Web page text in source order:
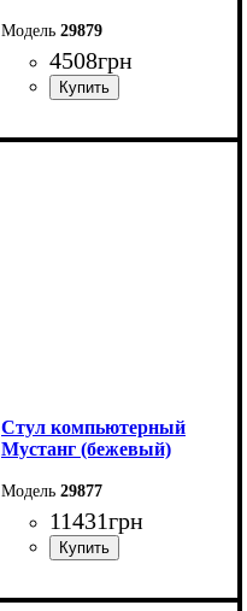
29879
4508грн
Стул компьютерный
Мустанг (бежевый)
29877
11431грн